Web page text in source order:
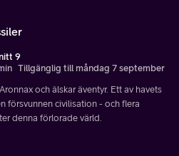
9
Tillgänglig till måndag 7 september
och älskar äventyr. Ett av havets
försvunnen civilisation - och flera
denna förlorade värld.